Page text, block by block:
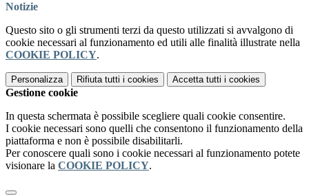
Notizie
Questo sito o gli strumenti terzi da questo utilizzati si avvalgono di
cookie necessari al funzionamento ed utili alle finalità illustrate nella
COOKIE POLICY.
Personalizza Rifiuta tutti i cookies Accetta tutti i cookies
Gestione cookie
In questa schermata è possibile scegliere quali cookie consentire.
I cookie necessari sono quelli che consentono il funzionamento della
piattaforma e non è possibile disabilitarli.
Per conoscere quali sono i cookie necessari al funzionamento potete
visionare la COOKIE POLICY.